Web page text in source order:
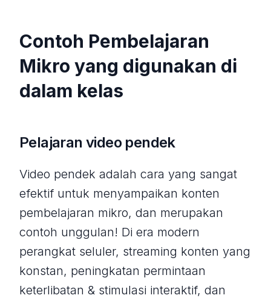
Contoh Pembelajaran
Mikro yang digunakan di
dalam kelas
Pelajaran video pendek
Video pendek adalah cara yang sangat
efektif untuk menyampaikan konten
pembelajaran mikro, dan merupakan
contoh unggulan! Di era modern
perangkat seluler, streaming konten yang
konstan, peningkatan permintaan
keterlibatan & stimulasi interaktif, dan